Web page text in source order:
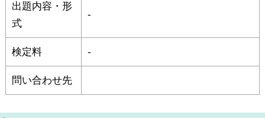
出題内容・形
式
-
検定料 -
問い合わせ先